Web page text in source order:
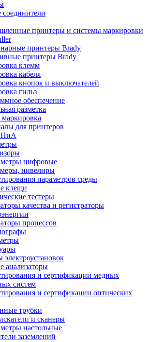
принтеры и системы маркировки
принтеры Brady
принтеры Brady
клемм
кабеля
кнопок и выключателей
гильз
обеспечение
разметка
для принтеров
цифровые
нивелиры
параметров среды
клещи
тестеры
качества и регистраторы
процессов
электроустановок
анализаторы
и сертификации медных
систем
и сертификации оптических
трубки
и сканеры
настольные
заземлений